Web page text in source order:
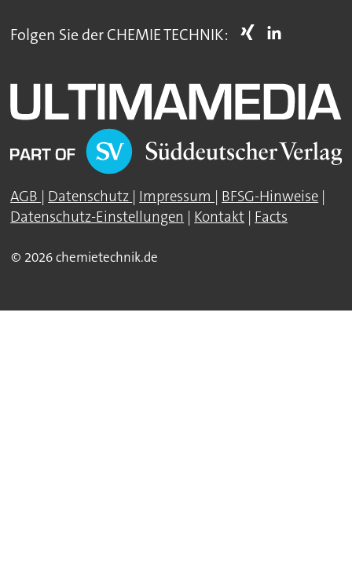
Folgen Sie der CHEMIE TECHNIK:
AGB | Datenschutz | Impressum | BFSG-Hinweise |
Datenschutz-Einstellungen | Kontakt | Facts
© 2026 chemietechnik.de